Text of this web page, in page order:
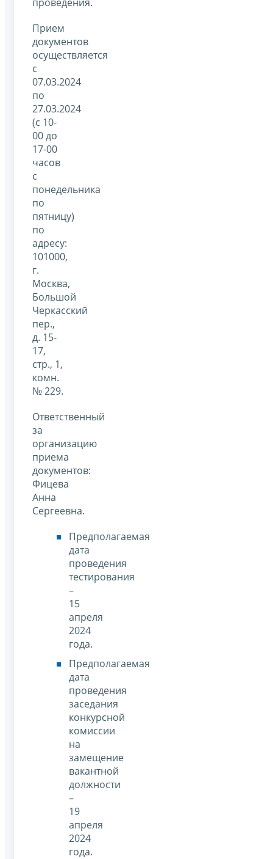
Прием
документов
осуществляется
с
07.03.2024
по
27.03.2024
(с 10-
00 до
17-00
часов
с
понедельника
по
пятницу)
по
адресу:
101000,
г.
Москва,
Большой
Черкасский
пер.,
д. 15-
17,
стр., 1,
комн.
№ 229.
Ответственный
за
организацию
приема
документов:
Фицева
Анна
Сергеевна.
Предполагаемая
дата
проведения
тестирования
–
15
апреля
2024
года.
Предполагаемая
дата
проведения
заседания
конкурсной
комиссии
на
замещение
вакантной
должности
–
19
апреля
2024
года.